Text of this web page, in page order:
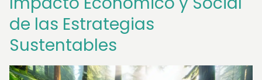
de las Estrategias
Sustentables